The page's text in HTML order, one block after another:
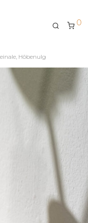
0
Hõbenulg